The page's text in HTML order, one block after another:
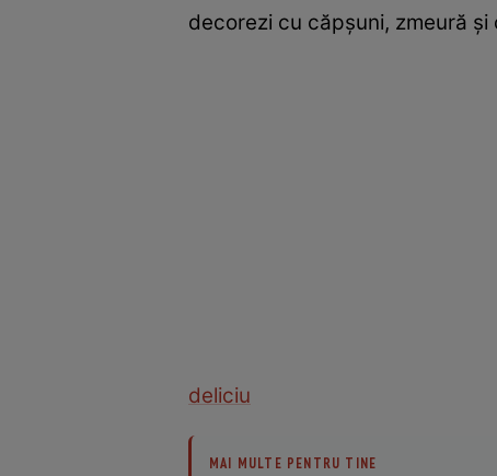
decorezi cu căpșuni, zmeură
deliciu
MAI MULTE PENTRU TINE